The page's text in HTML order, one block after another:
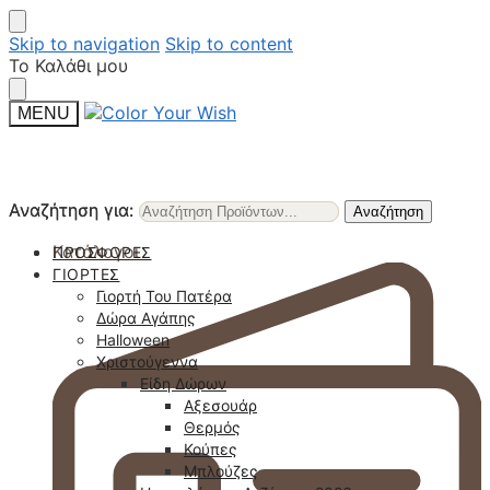
Skip to navigation Skip to content
Το Καλάθι μου
MENU
Αναζήτηση για: Αναζήτηση
Κατάλογοι
Αναζήτηση για: Αναζήτηση
ΠΡΟΣΦΟΡΈΣ
ΓΙΟΡΤΈΣ
Γιορτή Του Πατέρα
Δώρα Αγάπης
Halloween
Χριστούγεννα
Είδη Δώρων
Αξεσουάρ
Θερμός
Κούπες
Μπλούζες